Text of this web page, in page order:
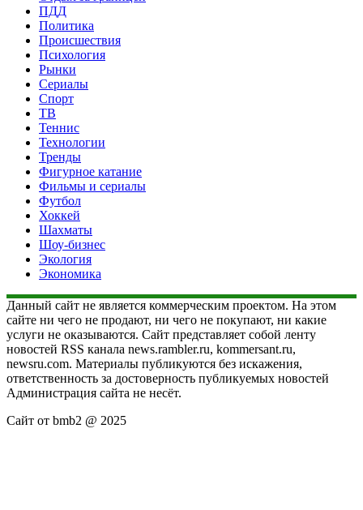
ПДД
Политика
Происшествия
Психология
Рынки
Сериалы
Спорт
ТВ
Теннис
Технологии
Тренды
Фигурное катание
Фильмы и сериалы
Футбол
Хоккей
Шахматы
Шоу-бизнес
Экология
Экономика
Данный сайт не является коммерческим проектом. На этом
сайте ни чего не продают, ни чего не покупают, ни какие
услуги не оказываются. Сайт представляет собой ленту
новостей RSS канала news.rambler.ru, kommersant.ru,
newsru.com. Материалы публикуются без искажения,
ответственность за достоверность публикуемых новостей
Администрация сайта не несёт.
Сайт от bmb2 @ 2025